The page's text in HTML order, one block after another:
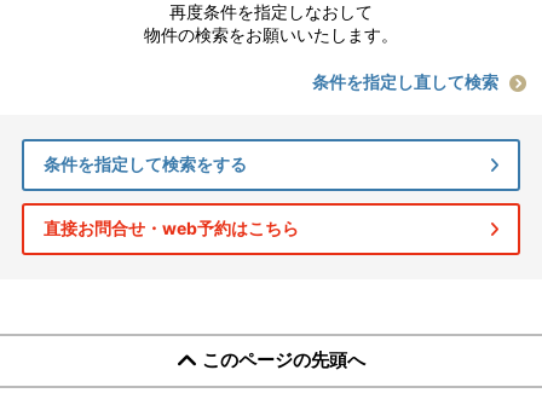
再度条件を指定しなおして
物件の検索をお願いいたします。
条件を指定し直して検索
条件を指定して検索をする
直接お問合せ・web予約はこちら
このページの先頭へ